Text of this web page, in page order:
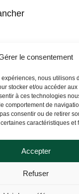
le consentement
nous utilisons
stocker et/ou accéder
à ces technologies
comportement de
consentir ou de retirer
caractéristiques et
Accepter
Refuser
Langlois,
J6S 4Y2